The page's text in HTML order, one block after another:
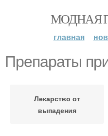
МОДНАЯ
главная
Препараты
Лекарство от
выпадения